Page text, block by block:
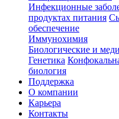
Инфекционные
продуктах питания
обеспечение
Иммунохимия
Биологические и
Генетика
биология
Поддержка
О компании
Карьера
Контакты